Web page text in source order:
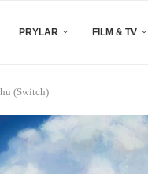
PRYLAR FILM & TV
(Switch)